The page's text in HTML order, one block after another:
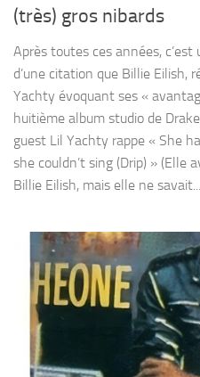
(très) gros nibards
Après toutes ces années,
d’une citation que Billie Eilish,
Yachty évoquant ses «
huitième album studio de
guest Lil Yachty rappe « She
she couldn’t sing (Drip) » (Elle
Billie Eilish, mais elle ne savait...